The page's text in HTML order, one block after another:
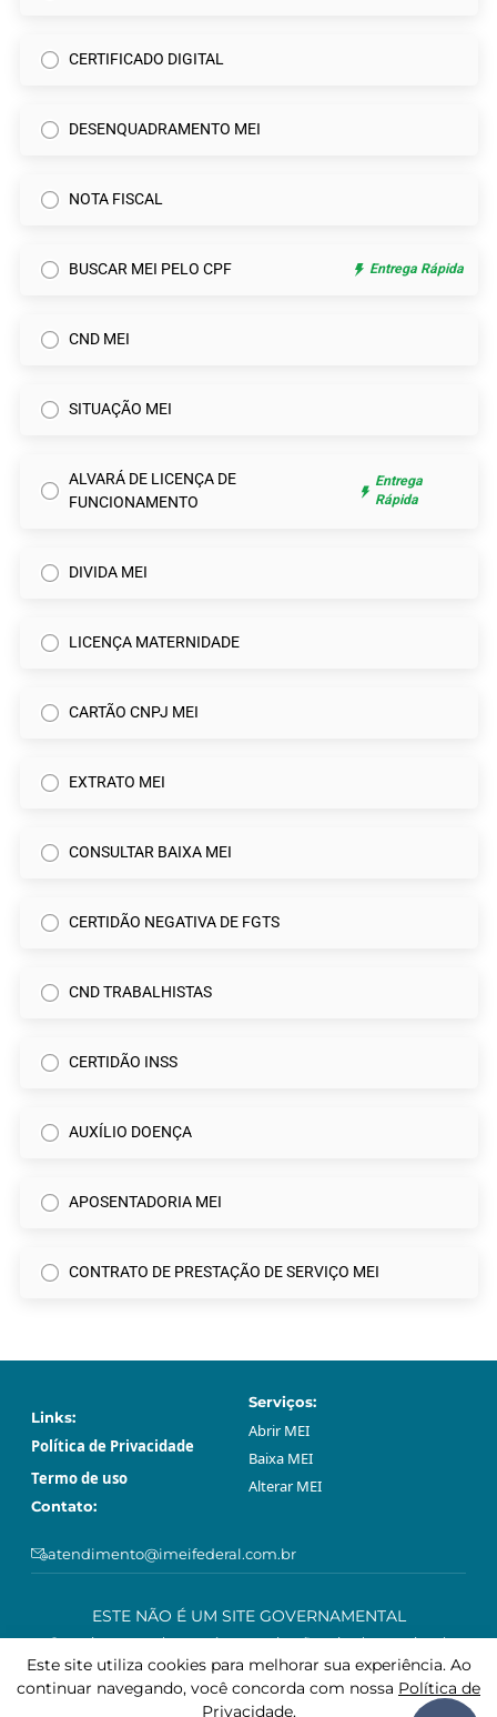
CERTIFICADO DIGITAL
DESENQUADRAMENTO MEI
NOTA FISCAL
BUSCAR MEI PELO CPF Entrega Rápida
CND MEI
SITUAÇÃO MEI
ALVARÁ DE LICENÇA DE
FUNCIONAMENTO
Entrega
Rápida
DIVIDA MEI
LICENÇA MATERNIDADE
CARTÃO CNPJ MEI
EXTRATO MEI
CONSULTAR BAIXA MEI
CERTIDÃO NEGATIVA DE FGTS
CND TRABALHISTAS
CERTIDÃO INSS
AUXÍLIO DOENÇA
APOSENTADORIA MEI
CONTRATO DE PRESTAÇÃO DE SERVIÇO MEI
Links:
Política de Privacidade
Termo de uso
Serviços:
Abrir МЕI
Baixa МЕI
Alterar МЕI
Contato:
atendimento@imeifederal.com.br
ESTE NÃO É UM SITE GOVERNAMENTAL
O serviço prestado através neste site são privado e opcional.
Podem ser feitos gratuitamente sem o acompanhamento profissional
deste site, através da plataforma governamental gov.br.
Este site utiliza cookies para melhorar sua experiência. Ao
continuar navegando, você concorda com nossa Política de
Privacidade.